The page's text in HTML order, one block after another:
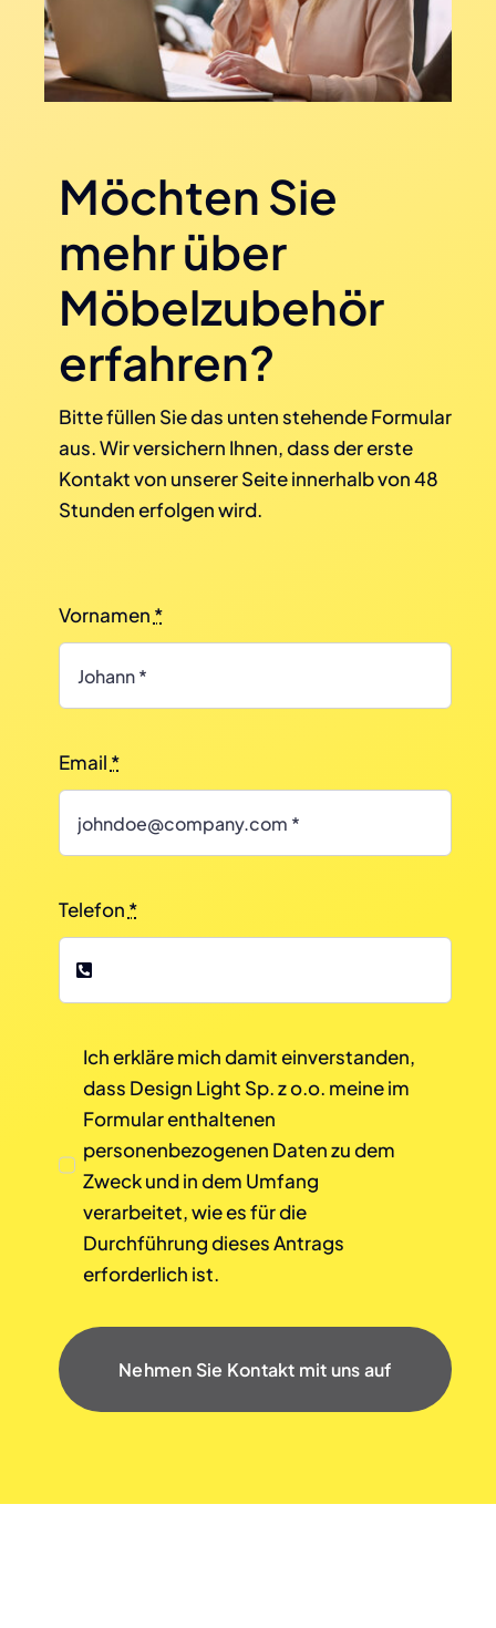
Möchten Sie
mehr über
Möbelzubehör
erfahren?
Bitte füllen Sie das unten stehende Formular
aus. Wir versichern Ihnen, dass der erste
Kontakt von unserer Seite innerhalb von 48
Stunden erfolgen wird.
Vornamen *
Email *
Telefon *
Ich erkläre mich damit einverstanden,
dass Design Light Sp. z o.o. meine im
Formular enthaltenen
personenbezogenen Daten zu dem
Zweck und in dem Umfang
verarbeitet, wie es für die
Durchführung dieses Antrags
erforderlich ist.
Nehmen Sie Kontakt mit uns auf